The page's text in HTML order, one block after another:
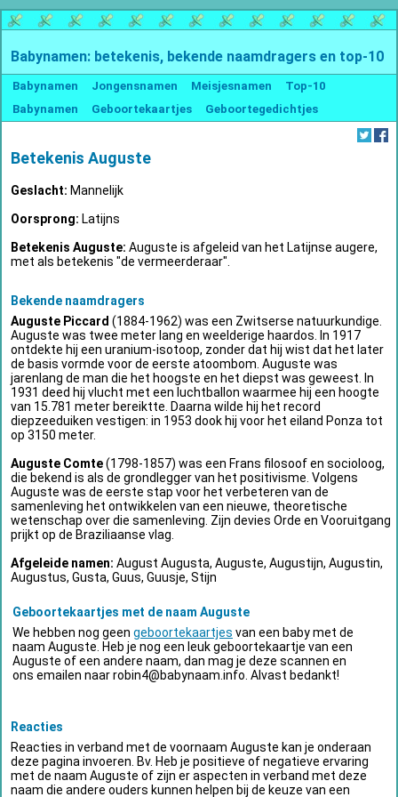
Babynamen: betekenis, bekende naamdragers en top-10
Babynamen Jongensnamen Meisjesnamen
Top-10
Babynamen
Geboortekaartjes Geboortegedichtjes
Betekenis Auguste
Geslacht: Mannelijk
Oorsprong: Latijns
Betekenis Auguste: Auguste is afgeleid van het Latijnse augere,
met als betekenis "de vermeerderaar".
Bekende naamdragers
Auguste Piccard (1884-1962) was een Zwitserse natuurkundige.
Auguste was twee meter lang en weelderige haardos. In 1917
ontdekte hij een uranium-isotoop, zonder dat hij wist dat het later
de basis vormde voor de eerste atoombom. Auguste was
jarenlang de man die het hoogste en het diepst was geweest. In
1931 deed hij vlucht met een luchtballon waarmee hij een hoogte
van 15.781 meter bereiktte. Daarna wilde hij het record
diepzeeduiken vestigen: in 1953 dook hij voor het eiland Ponza tot
op 3150 meter.
Auguste Comte(1798-1857) was een Frans filosoof en socioloog,
die bekend is als de grondlegger van het positivisme. Volgens
Auguste was de eerste stap voor het verbeteren van de
samenleving het ontwikkelen van een nieuwe, theoretische
wetenschap over die samenleving. Zijn devies Orde en Vooruitgang
prijkt op de Braziliaanse vlag.
Afgeleide namen: August Augusta, Auguste, Augustijn, Augustin,
Augustus, Gusta, Guus, Guusje, Stijn
Geboortekaartjes met de naam Auguste
We hebben nog geen geboortekaartjes van een baby met de
naam Auguste. Heb je nog een leuk geboortekaartje van een
Auguste of een andere naam, dan mag je deze scannen en
ons emailen naarrobin4@babynaam.info . Alvast bedankt!
Reacties
Reacties in verband met de voornaam Auguste kan je onderaan
deze pagina invoeren. Bv. Heb je positieve of negatieve ervaring
met de naam Auguste of zijn er aspecten in verband met deze
naam die andere ouders kunnen helpen bij de keuze van een